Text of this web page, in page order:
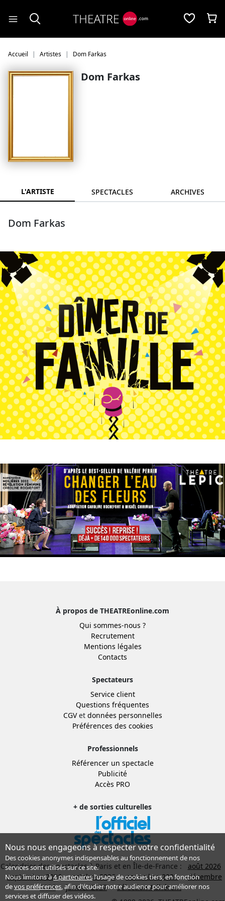
Accueil Artistes Dom Farkas
Dom Farkas
L'ARTISTE SPECTACLES ARCHIVES
Dom Farkas
À propos de THEATREonline.com
Qui sommes-nous ?
Recrutement
Mentions légales
Contacts
Spectateurs
Service client
Questions fréquentes
CGVet données personnelles
Préférences des cookies
Professionnels
Référencer un spectacle
Publicité
Accès PRO
+ de sorties culturelles
Calendrier des spectacles à Paris et en Île-de-France :
août 2026
septembre 2026
octobre 2026 novembre 2026
décembre
2026
janvier 2027
Sélection Adhérent
Nous nous engageons à respecter votre confidentialité
Des cookies anonymes indispensables au fonctionnement de nos
services sont utilisés sur ce site.
Nous limitons à4 partenairesl’usage de cookies tiers, en fonction
devos préférences, afin d'étudier notre audience pour améliorer nos
services et diffuser des vidéos.